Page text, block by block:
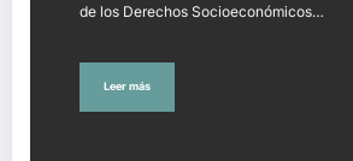
de los Derechos Socioeconómicos…
Leer más